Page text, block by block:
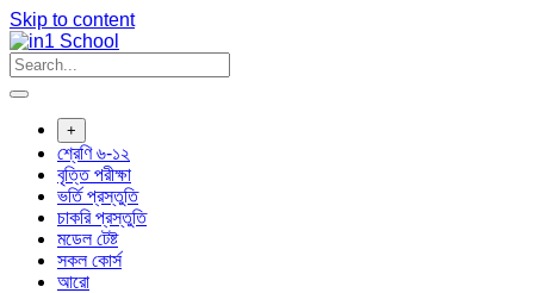
Skip to content
+
শ্রেণি ৬-১২
বৃত্তি পরীক্ষা
ভর্তি প্রস্তুতি
চাকরি প্রস্তুতি
মডেল টেষ্ট
সকল কোর্স
আরো